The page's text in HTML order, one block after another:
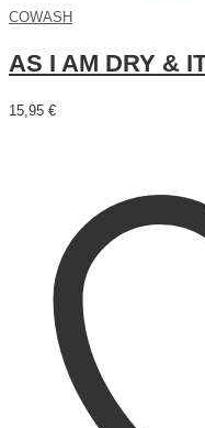
COWASH
15,95 €